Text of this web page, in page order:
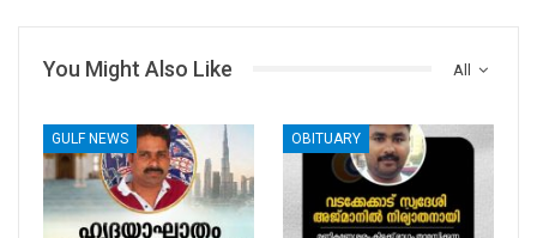
All
You Might Also Like
GULF NEWS OBITUARY